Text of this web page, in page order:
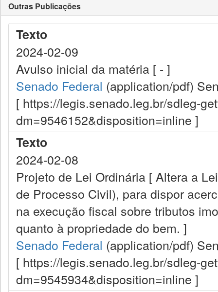
Outras Publicações
Texto
2024-02-09
Avulso inicial da matéria [ - ]
Senado Federal (application/pdf)
[ https://legis.senado.leg.br/sdleg-
dm=9546152&disposition=inline ]
Texto
2024-02-08
Projeto de Lei Ordinária [ Altera a
de Processo Civil), para dispor
na execução fiscal sobre tributos
quanto à propriedade do bem. ]
Senado Federal (application/pdf)
[ https://legis.senado.leg.br/sdleg-
dm=9545934&disposition=inline ]